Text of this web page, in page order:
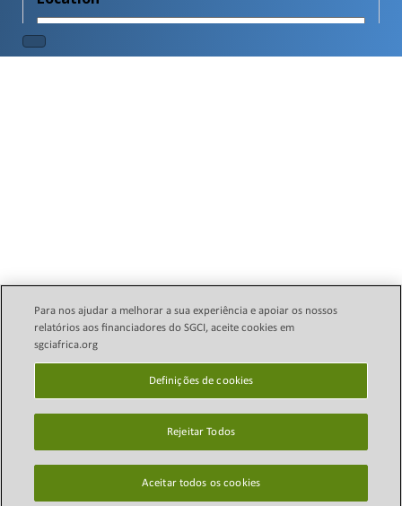
Science Granting Councils
Initiative (SGCI)
política de Privacidade
Definições de cookies
Para nos ajudar a melhorar a sua experiência e apoiar os nossos
relatórios aos financiadores do SGCI, aceite cookies em
sgciafrica.org
Definições de cookies
Rejeitar Todos
Aceitar todos os cookies